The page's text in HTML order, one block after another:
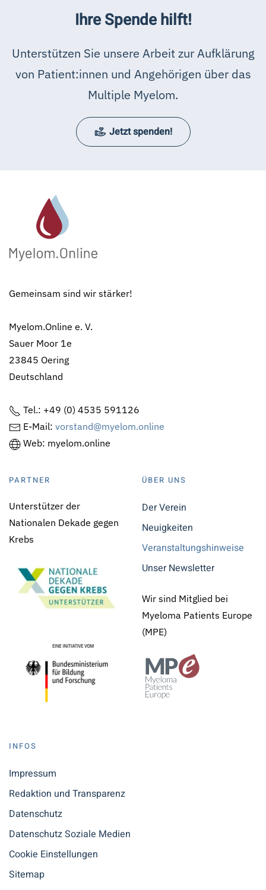
Ihre Spende hilft!
Unterstützen Sie unsere Arbeit zur Aufklärung
von Patient:innen und Angehörigen über das
Multiple Myelom.
Jetzt spenden!
Gemeinsam sind wir stärker!
Myelom.Online e. V.
Sauer Moor 1e
23845 Oering
Deutschland
Tel.: +49 (0) 4535 591126
E-Mail: vorstand@myelom.online
Web: myelom.online
PARTNER
Unterstützer der
Nationalen Dekade gegen
Krebs
ÜBER UNS
Der Verein
Neuigkeiten
Veranstaltungshinweise
Unser Newsletter
Wir sind Mitglied bei
Myeloma Patients Europe
(MPE)
INFOS
Impressum
Redaktion und Transparenz
Datenschutz
Datenschutz Soziale Medien
Cookie Einstellungen
Sitemap